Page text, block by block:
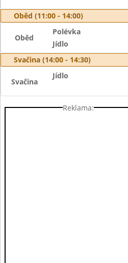
Oběd (11:00 - 14:00)
Oběd
Polévka
Jídlo
Svačina (14:00 - 14:30)
Svačina
Jídlo
Reklama: